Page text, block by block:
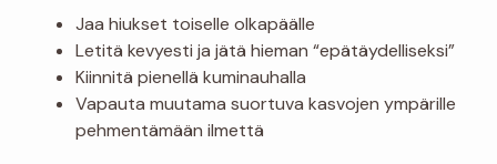
Jaa hiukset toiselle olkapäälle
Letitä kevyesti ja jätä hieman “epätäydelliseksi”
Kiinnitä pienellä kuminauhalla
Vapauta muutama suortuva kasvojen ympärille
pehmentämään ilmettä